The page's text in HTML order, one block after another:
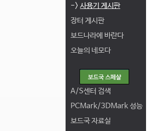
-> 사용기 게시판
장터 게시판
보드나라에 바란다
오늘의 네모다
A/S센터 검색
PCMark/3DMark 성능
보드국 자료실